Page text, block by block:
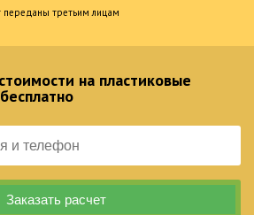
третьим лицам
на пластиковые